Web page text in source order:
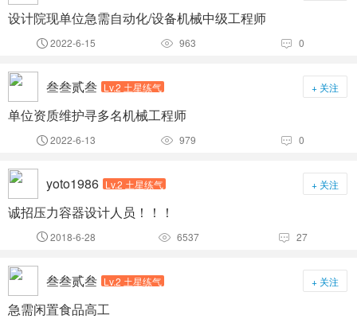
设计院现单位急需自动化/设备机械中级工程师
 2022-6-15  963  0
叁叁贰叁 Lv.2 土星练气 + 关注
单位资质维护寻多名机械工程师
 2022-6-13  979  0
yoto1986 Lv.2 土星练气 + 关注
诚招压力容器设计人员！！！
 2018-6-28  6537  27
叁叁贰叁 Lv.2 土星练气 + 关注
急需闲置食品高工